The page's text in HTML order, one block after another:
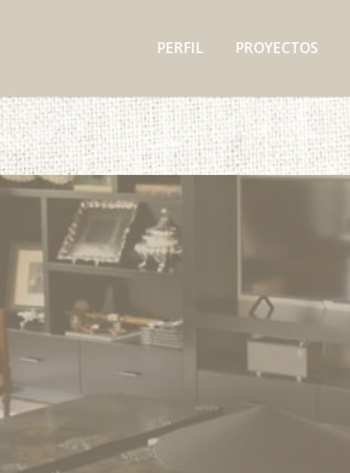
PERFIL PROYECTOS